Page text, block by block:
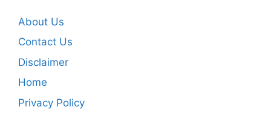
About Us
Contact Us
Disclaimer
Home
Privacy Policy